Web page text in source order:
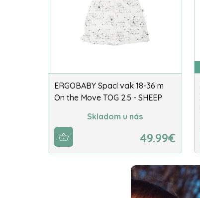
ERGOBABY Spací vak 18-36 m
On the Move TOG 2.5 - SHEEP
Skladom u nás
49.99€